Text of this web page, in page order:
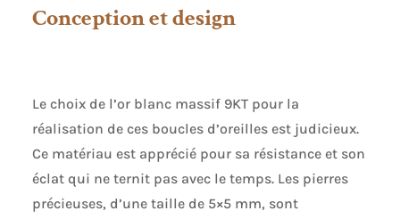
Conception et design
Le choix de l’or blanc massif 9KT pour la
réalisation de ces boucles d’oreilles est judicieux.
Ce matériau est apprécié pour sa résistance et son
éclat qui ne ternit pas avec le temps. Les pierres
précieuses, d’une taille de 5×5 mm, sont